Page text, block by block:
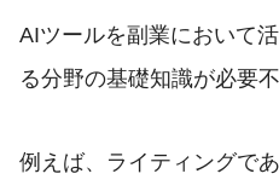
AIツールを副業において
る分野の基礎知識が必要不
例えば、ライティングで